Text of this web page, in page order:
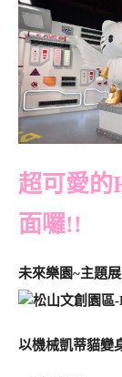
超可愛的
面囉!!
未來樂園~主題
以機械凱蒂貓變